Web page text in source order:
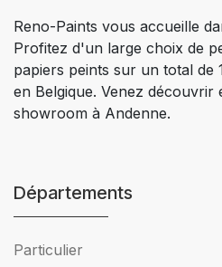
Reno-Paints vous accueille
Profitez d'un large choix de
papiers peints sur un total de
en Belgique. Venez découvrir
showroom à Andenne.
Départements
Particulier